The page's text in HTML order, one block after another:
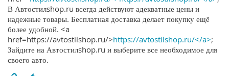
В Автостилshop.ru всегда действуют адекватные цены и
надежные товары. Бесплатная доставка делает покупку ещё
более удобной. <a
href=https://avtostilshop.ru/>https://avtostilshop.ru/</a>;
Зайдите на Автостилshop.ru и выберите все необходимое для
своего авто.